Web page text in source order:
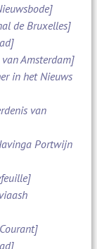
de Bruxelles]
Amsterdam]
in het Nieuws
van
Portwijn